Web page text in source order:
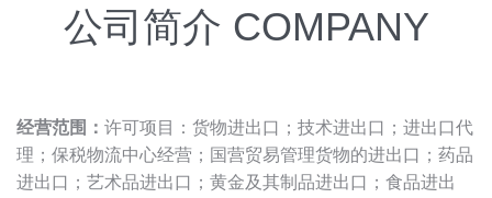
公司简介 COMPANY
经营范围： 许可项目：货物进出口；技术进出口；进出口代
理；保税物流中心经营；国营贸易管理货物的进出口；药品
进出口；艺术品进出口；黄金及其制品进出口；食品进出